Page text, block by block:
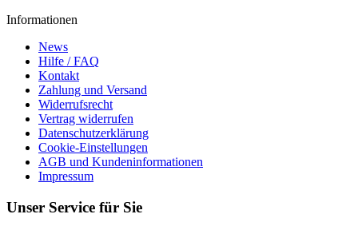
Informationen
News
Hilfe / FAQ
Kontakt
Zahlung und Versand
Widerrufsrecht
Vertrag widerrufen
Datenschutzerklärung
Cookie-Einstellungen
AGB und Kundeninformationen
Impressum
Unser Service für Sie